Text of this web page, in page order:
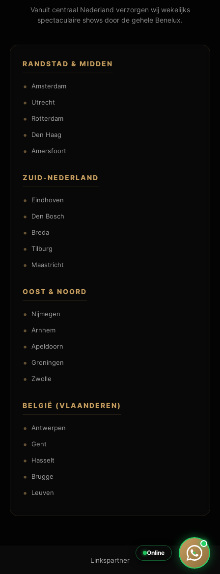
Vanuit centraal Nederland verzorgen wij wekelijks
spectaculaire shows door de gehele Benelux.
RANDSTAD & MIDDEN
Amsterdam
Utrecht
Rotterdam
Den Haag
Amersfoort
ZUID-NEDERLAND
Eindhoven
Den Bosch
Breda
Tilburg
Maastricht
OOST & NOORD
Nijmegen
Arnhem
Apeldoorn
Groningen
Zwolle
BELGIË (VLAANDEREN)
Antwerpen
Gent
Hasselt
Brugge
Leuven
Linkspartner
Online